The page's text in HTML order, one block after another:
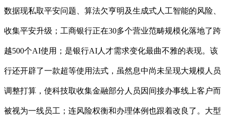
数据现私取平安问题、算法欠亨明及生成式人工智能的风险、
收集平安升级；工商银行正在30多个营业范畴规模化落地了跨
越500个AI使用；是银行AI人才需求变化最曲不雅的表现。该
行还开辟了一款超等使用法式，虽然息中尚未呈现大规模人员
调整打算，使科技取收集金融部分人员因间接办事线上客户而
被视为一线员工；连风险权衡和办理体例也跟着改良了。大型